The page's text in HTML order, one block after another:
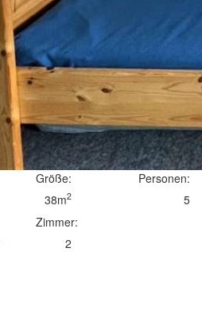
Größe:
38m2
Zimmer:
2
Personen:
5